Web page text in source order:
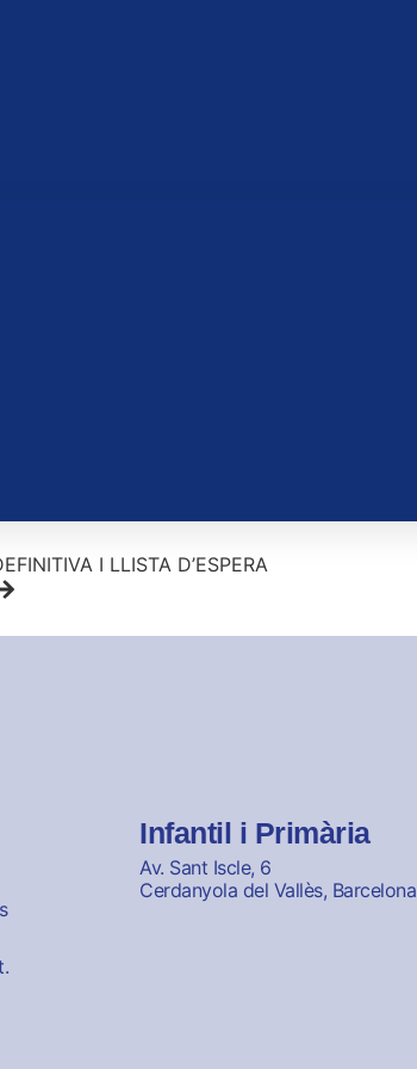
I LLISTA D’ESPERA
Infantil i Primària
Av. Sant Iscle, 6
Cerdanyola del Vallès, Barcelona